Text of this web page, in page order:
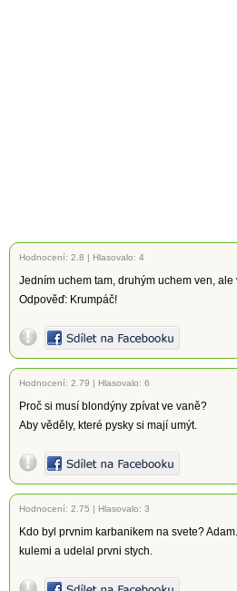
Hodnocení: 2.8 | Hlasovalo: 4
Jedním uchem tam, druhým uchem ven,
Odpověď: Krumpáč!
Hodnocení: 2.79 | Hlasovalo: 6
Proč si musí blondýny zpívat ve vaně?
Aby věděly, které pysky si mají umýt.
Hodnocení: 2.75 | Hlasovalo: 3
Kdo byl prvnim karbanikem na svete?
kulemi a udelal prvni stych.